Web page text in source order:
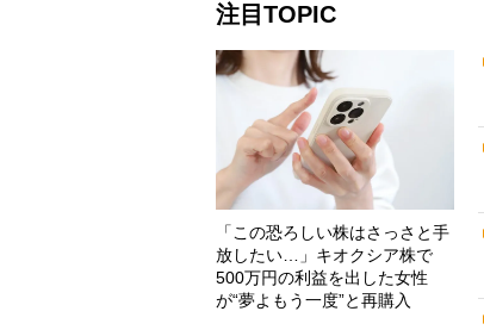
注目TOPIC
「この恐ろしい株はさっさと手
放したい…」キオクシア株で
500万円の利益を出した女性
が“夢よもう一度”と再購入